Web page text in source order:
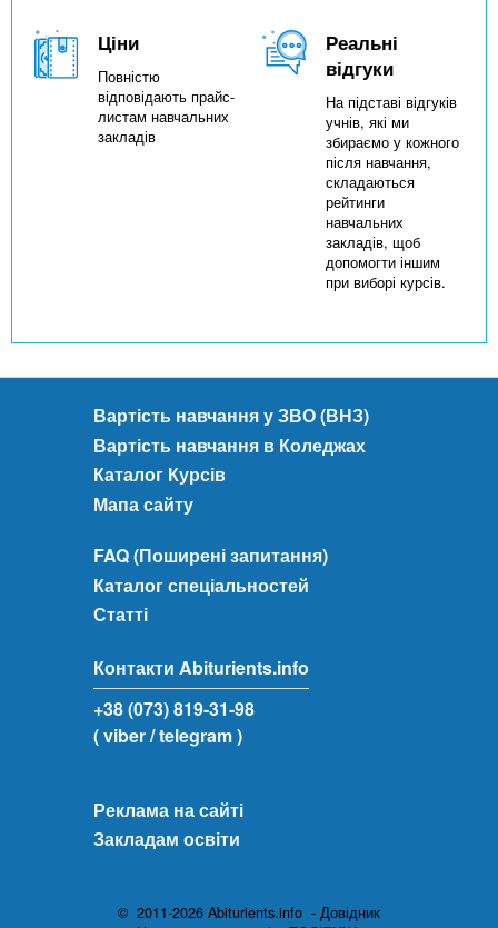
Ціни
Повністю
відповідають прайс-
листам навчальних
закладів
Реальні
відгуки
На підставі відгуків
учнів, які ми
збираємо у кожного
після навчання,
складаються
рейтинги
навчальних
закладів, щоб
допомогти іншим
при виборі курсів.
Вартість навчання у ЗВО (ВНЗ)
Вартість навчання в Коледжах
Каталог Курсів
Мапа сайту
FAQ (Поширені запитання)
Каталог спеціальностей
Статті
Контакти Abiturients.info
+38 (073) 819-31-98
( viber/ telegram )
Реклама на сайті
Закладам освіти
© 2011-2026 Abiturients.info - Довідник